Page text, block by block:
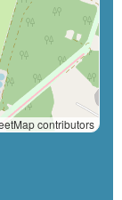
contributors